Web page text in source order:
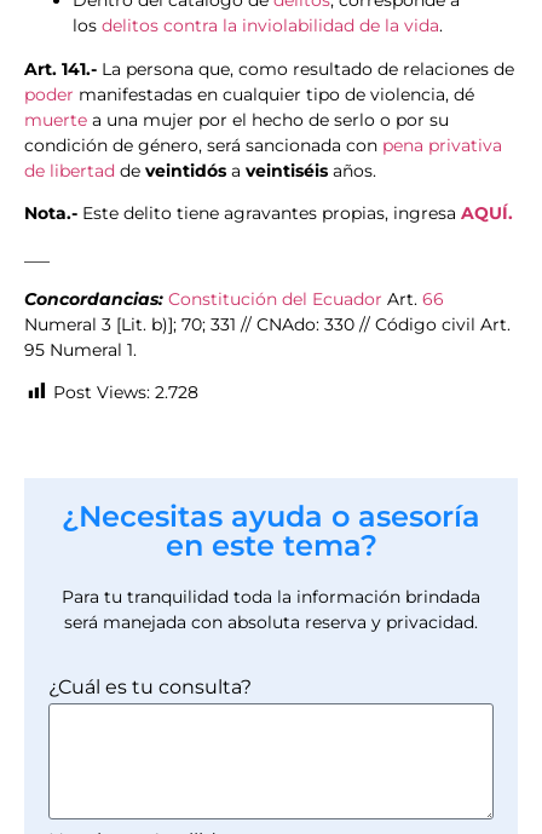
los delitos contra la inviolabilidad de la vida.
Art. 141.- La persona que, como resultado de relaciones de
poder manifestadas en cualquier tipo de violencia, dé
muerte a una mujer por el hecho de serlo o por su
condición de género, será sancionada con pena privativa
de libertad de veintidós a veintiséis años.
Nota.- Este delito tiene agravantes propias, ingresa AQUÍ.
Concordancias: Constitución del Ecuador Art. 66
Numeral 3 [Lit. b)]; 70; 331 // CNAdo: 330 // Código civil Art.
95 Numeral 1.
Post Views: 2.728
¿Necesitas ayuda o asesoría
en este tema?
Para tu tranquilidad toda la información brindada
será manejada con absoluta reserva y privacidad.
¿Cuál es tu consulta?